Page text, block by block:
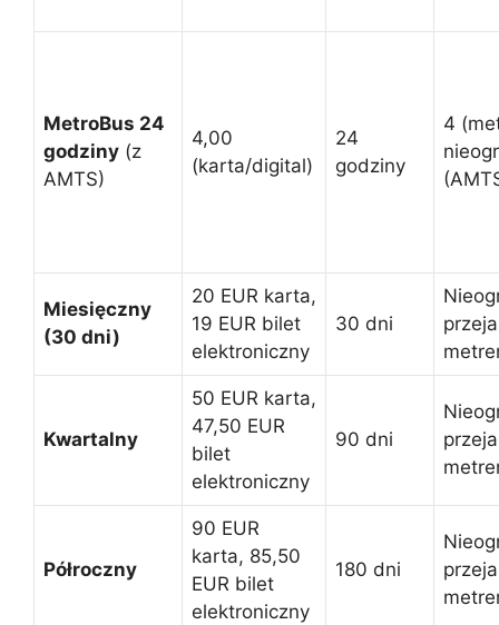
MetroBus 24
godziny (z
AMTS)
4,00
(karta/digital)
24
godziny
4
Miesięczny
(30 dni)
20 EUR karta,
19 EUR bilet
elektroniczny
30 dni
Kwartalny
50 EUR karta,
47,50 EUR
bilet
elektroniczny
90 dni
Półroczny
90 EUR
karta, 85,50
EUR bilet
elektroniczny
180 dni